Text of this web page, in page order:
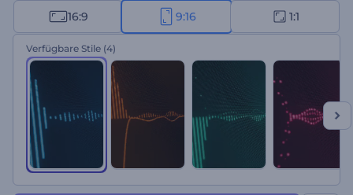
und vieles mehr. Probieren Sie es noch heute kostenlos aus!
16:9 9:16 1:1
Verfügbare Stile (4)